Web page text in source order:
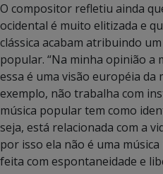
O compositor refletiu ainda
ocidental é muito elitizada e
clássica acabam atribuindo
popular. “Na minha opinião a
essa é uma visão européia da
exemplo, não trabalha com
música popular tem como
seja, está relacionada com a
por isso ela não é uma
feita com espontaneidade e